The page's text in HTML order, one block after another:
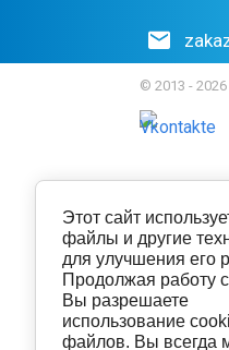
© 2013 -
Этот сайт
файлы и другие
для улучшения его
Продолжая работу
Вы разрешаете
использование
файлов. Вы всегда